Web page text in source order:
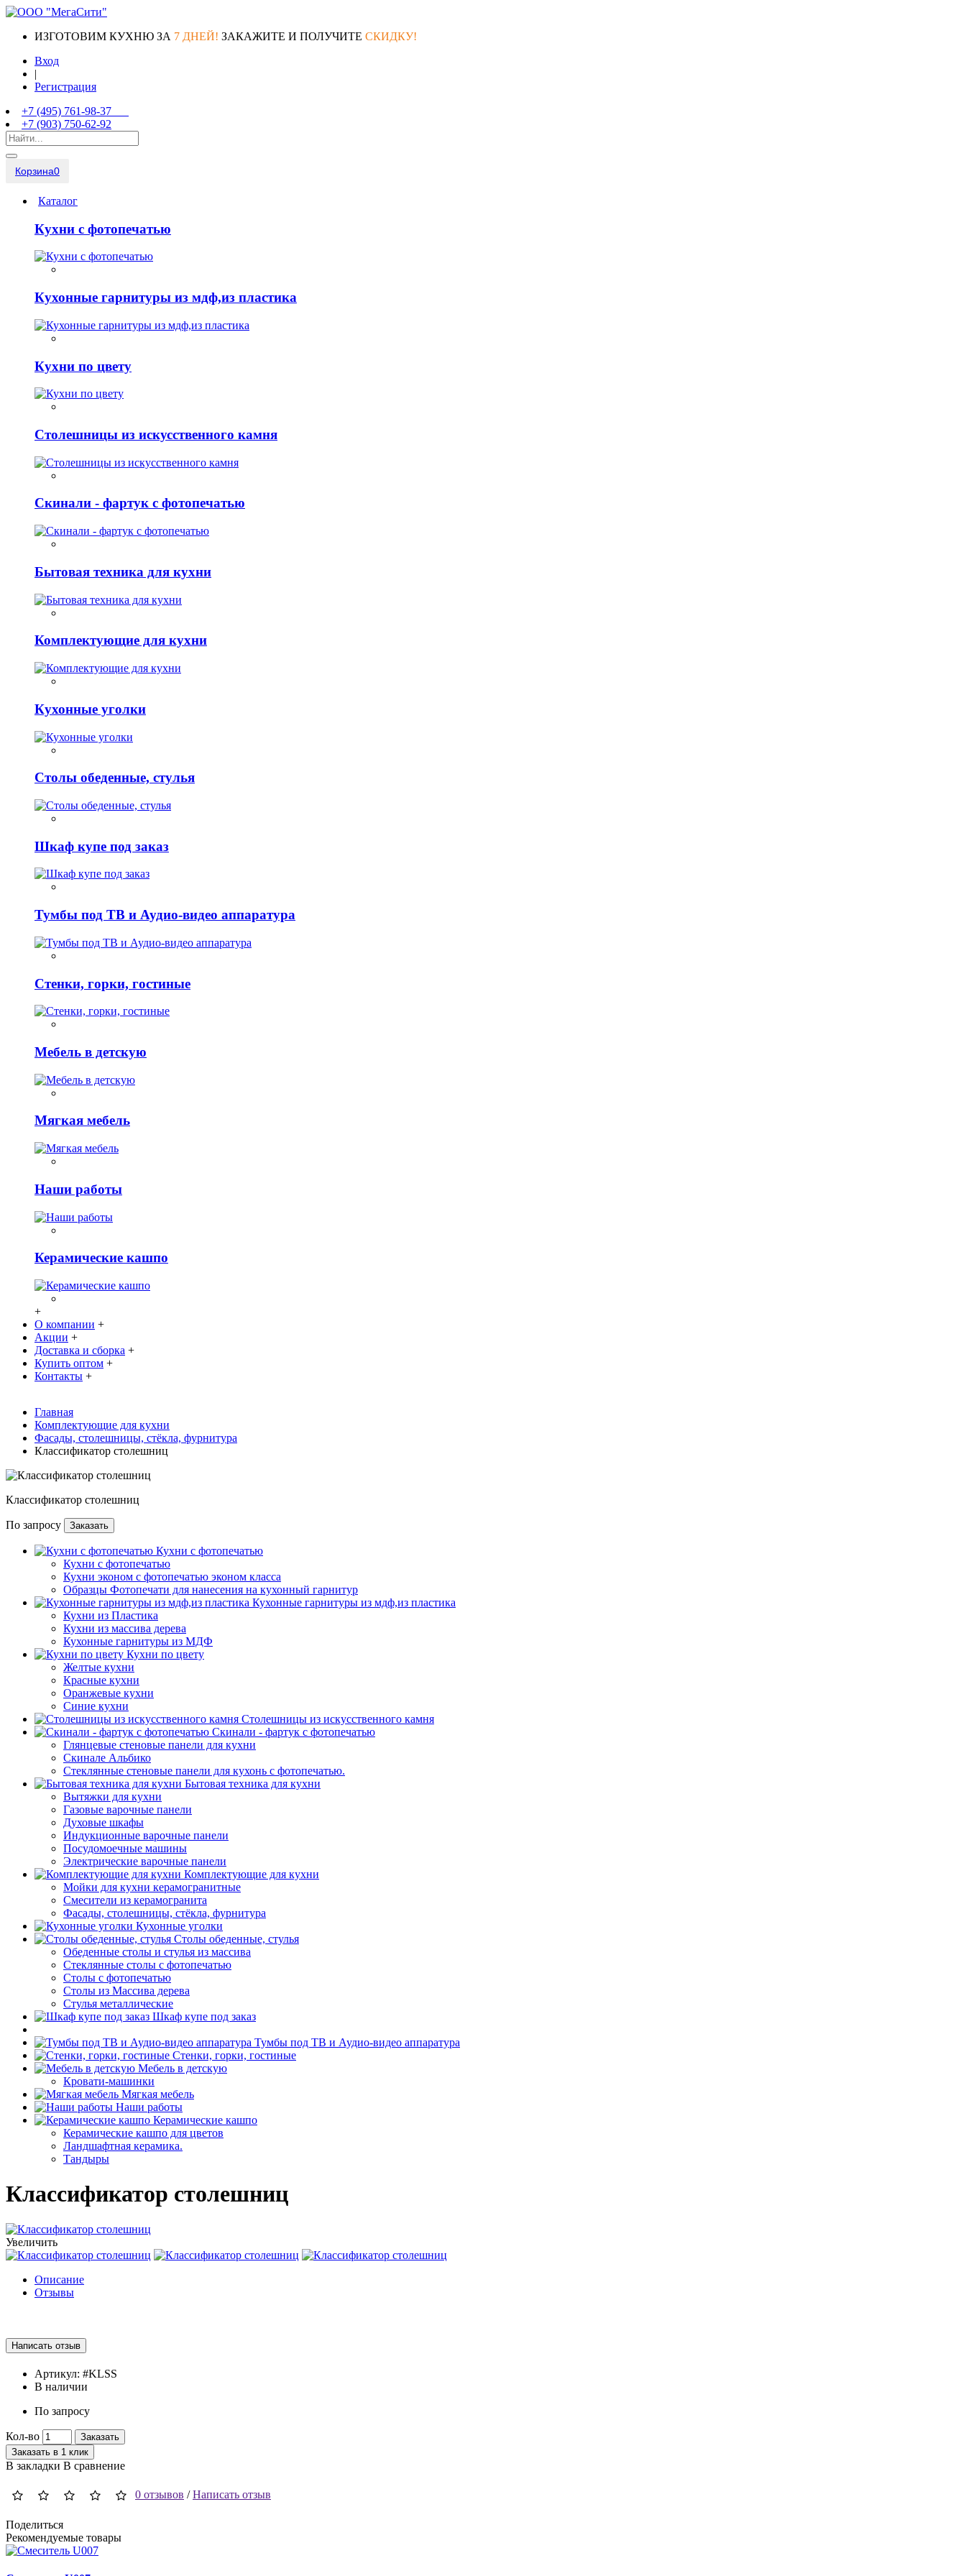
ИЗГОТОВИМ КУХНЮ ЗА 7 ДНЕЙ! ЗАКАЖИТЕ И ПОЛУЧИТЕ СКИДКУ!
Вход
|
Регистрация
+7 (495) 761-98-37
+7 (903) 750-62-92
Корзина0
Каталог
Кухни с фотопечатью
Кухонные гарнитуры из мдф,из пластика
Кухни по цвету
Столешницы из искусственного камня
Скинали - фартук с фотопечатью
Бытовая техника для кухни
Комплектующие для кухни
Кухонные уголки
Столы обеденные, стулья
Шкаф купе под заказ
Тумбы под ТВ и Аудио-видео аппаратура
Стенки, горки, гостиные
Мебель в детскую
Мягкая мебель
Наши работы
Керамические кашпо
+
О компании +
Акции +
Доставка и сборка +
Купить оптом +
Контакты +
Главная
Комплектующие для кухни
Фасады, столешницы, стёкла, фурнитура
Классификатор столешниц
Классификатор столешниц
По запросу Заказать
Кухни с фотопечатью
Кухни с фотопечатью
Кухни эконом с фотопечатью эконом класса
Образцы Фотопечати для нанесения на кухонный гарнитур
Кухонные гарнитуры из мдф,из пластика
Кухни из Пластика
Кухни из массива дерева
Кухонные гарнитуры из МДФ
Кухни по цвету
Желтые кухни
Красные кухни
Оранжевые кухни
Синие кухни
Столешницы из искусственного камня
Скинали - фартук с фотопечатью
Глянцевые стеновые панели для кухни
Скинале Альбико
Стеклянные стеновые панели для кухонь с фотопечатью.
Бытовая техника для кухни
Вытяжки для кухни
Газовые варочные панели
Духовые шкафы
Индукционные варочные панели
Посудомоечные машины
Электрические варочные панели
Комплектующие для кухни
Мойки для кухни керамогранитные
Смесители из керамогранита
Фасады, столешницы, стёкла, фурнитура
Кухонные уголки
Столы обеденные, стулья
Обеденные столы и стулья из массива
Стеклянные столы с фотопечатью
Столы с фотопечатью
Столы из Массива дерева
Стулья металлические
Шкаф купе под заказ
Тумбы под ТВ и Аудио-видео аппаратура
Стенки, горки, гостиные
Мебель в детскую
Кровати-машинки
Мягкая мебель
Наши работы
Керамические кашпо
Керамические кашпо для цветов
Ландшафтная керамика.
Тандыры
Классификатор столешниц
Увеличить
Описание
Отзывы
Артикул: #KLSS
В наличии
По запросу
Кол-во
Заказать
Заказать в 1 клик
В закладки В сравнение
0 отзывов /Написать отзыв
Поделиться
Рекомендуемые товары